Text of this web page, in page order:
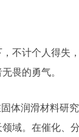
不计个人得失
畏的勇气。
体润滑材料研
域。在催化、